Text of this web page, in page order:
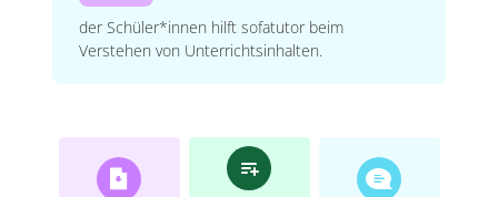
der Schüler*innen hilft sofatutor beim
Verstehen von Unterrichtsinhalten.